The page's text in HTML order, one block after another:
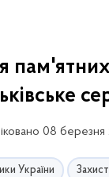
08
України